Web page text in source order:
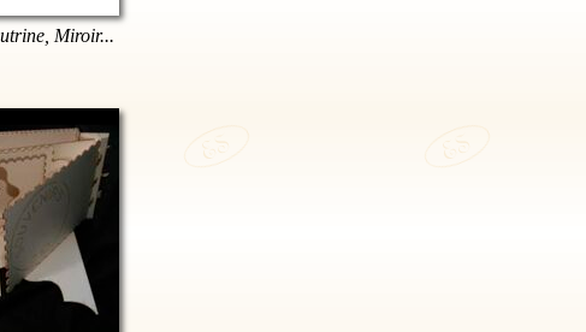
Miroir...